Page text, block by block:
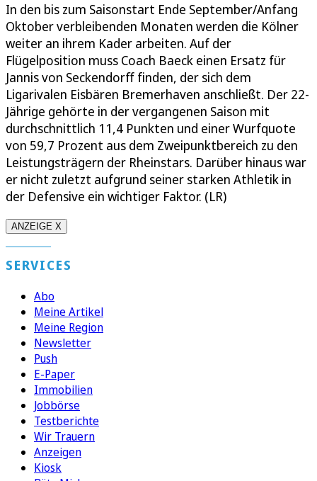
In den bis zum Saisonstart Ende September/Anfang
Oktober verbleibenden Monaten werden die Kölner
weiter an ihrem Kader arbeiten. Auf der
Flügelposition muss Coach Baeck einen Ersatz für
Jannis von Seckendorff finden, der sich dem
Ligarivalen Eisbären Bremerhaven anschließt. Der 22-
Jährige gehörte in der vergangenen Saison mit
durchschnittlich 11,4 Punkten und einer Wurfquote
von 59,7 Prozent aus dem Zweipunktbereich zu den
Leistungsträgern der Rheinstars. Darüber hinaus war
er nicht zuletzt aufgrund seiner starken Athletik in
der Defensive ein wichtiger Faktor. (LR)
ANZEIGE X
SERVICES
Abo
Meine Artikel
Meine Region
Newsletter
Push
E-Paper
Immobilien
Jobbörse
Testberichte
Wir Trauern
Anzeigen
Kiosk